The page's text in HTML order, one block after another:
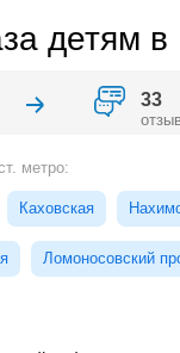
детям
33
метро:
Каховская
Ломоносовский